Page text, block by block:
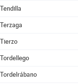
Tendilla
Terzaga
Tierzo
Tordellego
Tordelrábano